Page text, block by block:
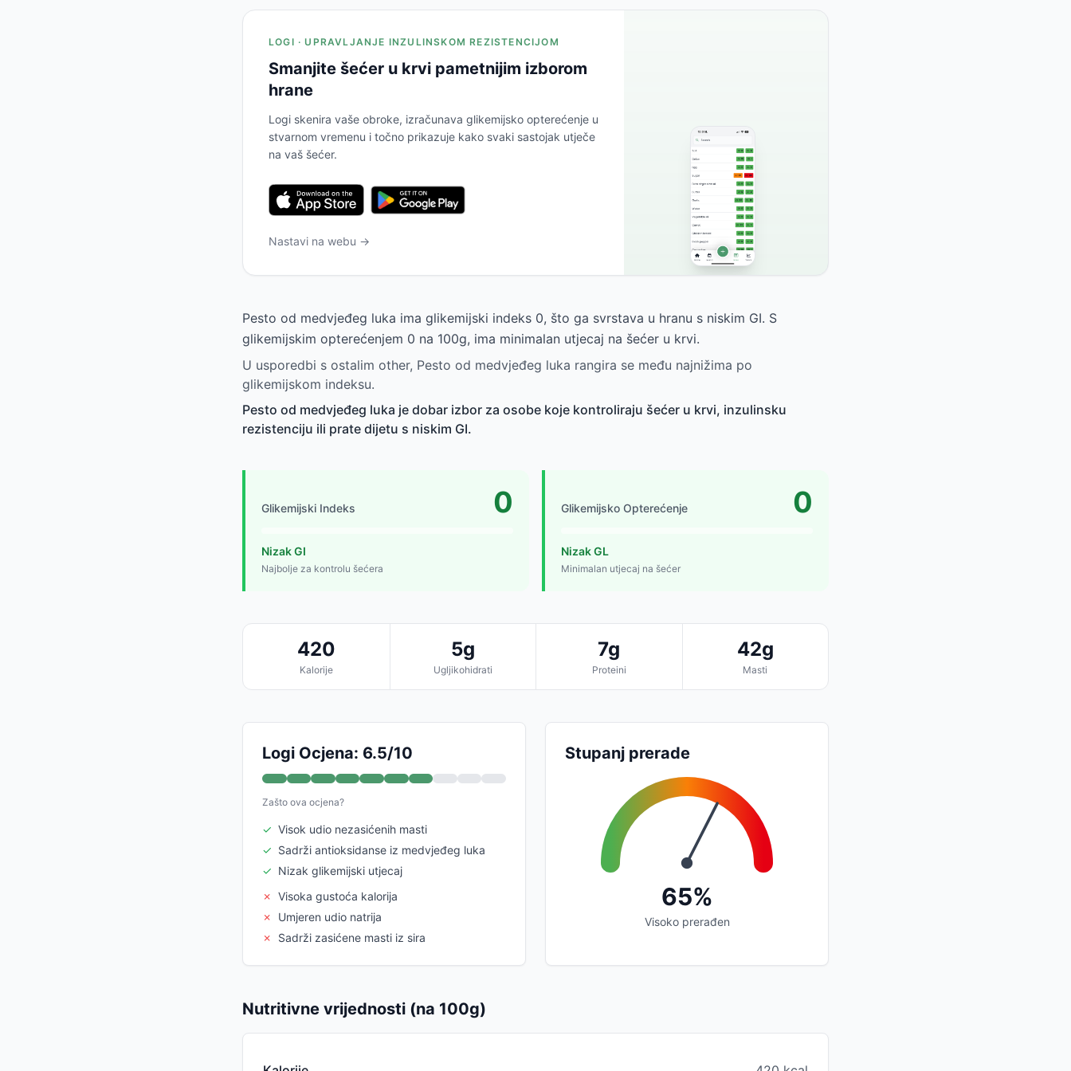
LOGI · UPRAVLJANJE INZULINSKOM REZISTENCIJOM
Smanjite šećer u krvi pametnijim izborom
hrane
Logi skenira vaše obroke, izračunava glikemijsko opterećenje u
stvarnom vremenu i točno prikazuje kako svaki sastojak utječe
na vaš šećer.
Nastavi na webu →
Pesto od medvjeđeg luka ima glikemijski indeks 0, što ga svrstava u hranu s niskim GI. S
glikemijskim opterećenjem 0 na 100g, ima minimalan utjecaj na šećer u krvi.
U usporedbi s ostalim other, Pesto od medvjeđeg luka rangira se među najnižima po
glikemijskom indeksu.
Pesto od medvjeđeg luka je dobar izbor za osobe koje kontroliraju šećer u krvi, inzulinsku
rezistenciju ili prate dijetu s niskim GI.
Glikemijski Indeks 0
Nizak GI
Najbolje za kontrolu šećera
Glikemijsko Opterećenje 0
Nizak GL
Minimalan utjecaj na šećer
420
Kalorije
5g
Ugljikohidrati
7g
Proteini
42g
Masti
Logi Ocjena: 6.5/10
Zašto ova ocjena?
✓ Visok udio nezasićenih masti
✓ Sadrži antioksidanse iz medvjeđeg luka
✓ Nizak glikemijski utjecaj
✗ Visoka gustoća kalorija
✗
Umjeren udio natrija
✗
Sadrži zasićene masti iz sira
Stupanj prerade
65%
Visoko prerađen
Nutritivne vrijednosti (na 100g)